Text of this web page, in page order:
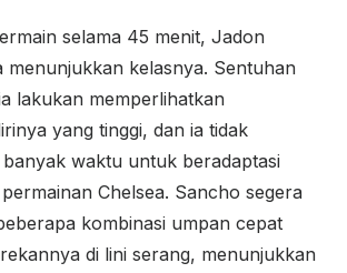
selama 45 menit, Jadon
menunjukkan kelasnya. Sentuhan
lakukan memperlihatkan
yang tinggi, dan ia tidak
waktu untuk beradaptasi
Chelsea. Sancho segera
kombinasi umpan cepat
di lini serang, menunjukkan